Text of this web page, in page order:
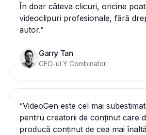
În doar câteva clicuri, oricine
videoclipuri profesionale, fără
autor.”
Garry Tan
CEO-ul Y Combinator
“VideoGen este cel mai
pentru creatorii de conținut care
producă conținut de cea mai